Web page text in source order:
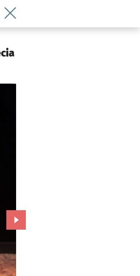
Wróć do artykułu Nowy spektakl we
Przejdź do kolejnego zdjęcia.